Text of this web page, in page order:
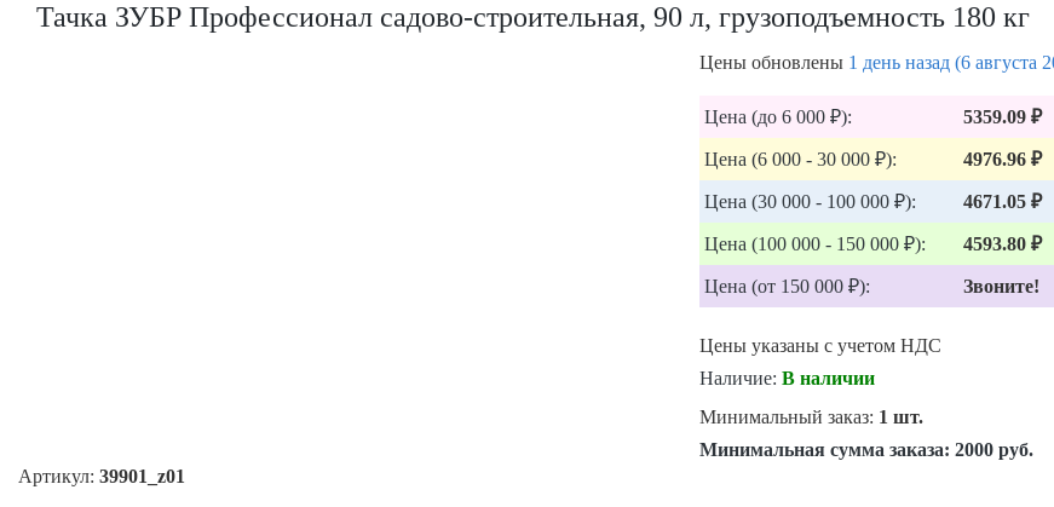
Тачка ЗУБР Профессионал садово-строительная, 90 л, грузоподъемность 180 кг
Цены обновлены 1 день назад (6 августа
Цена (до 6 000 ₽): 5359.09 ₽
Цена (6 000 - 30 000 ₽): 4976.96 ₽
Цена (30 000 - 100 000 ₽): 4671.05 ₽
Цена (100 000 - 150 000 ₽): 4593.80 ₽
Цена (от 150 000 ₽): Звоните!
Цены указаны с учетом НДС
Наличие: В наличии
Минимальный заказ: 1 шт.
Минимальная сумма заказа: 2000 руб.
Артикул: 39901_z01